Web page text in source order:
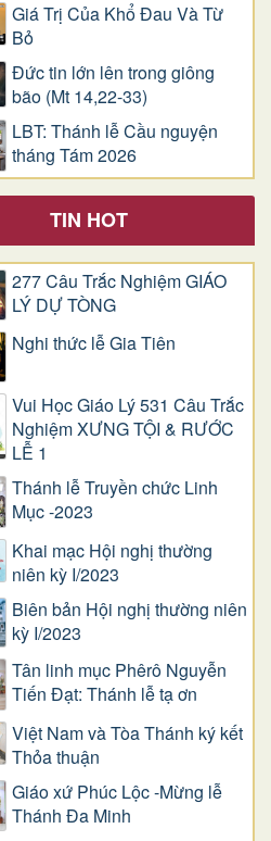
Giá Trị Của Khổ Ðau Và Từ
Bỏ
Đức tin lớn lên trong giông
bão (Mt 14,22-33)
LBT: Thánh lễ Cầu nguyện
tháng Tám 2026
TIN HOT
277 Câu Trắc Nghiệm GIÁO
LÝ DỰ TÒNG
Nghi thức lễ Gia Tiên
Vui Học Giáo Lý 531 Câu Trắc
Nghiệm XƯNG TỘI & RƯỚC
LỄ 1
Thánh lễ Truyền chức Linh
Mục -2023
Khai mạc Hội nghị thường
niên kỳ I/2023
Biên bản Hội nghị thường niên
kỳ I/2023
Tân linh mục Phêrô Nguyễn
Tiến Đạt: Thánh lễ tạ ơn
Việt Nam và Tòa Thánh ký kết
Thỏa thuận
Giáo xứ Phúc Lộc -Mừng lễ
Thánh Đa Minh